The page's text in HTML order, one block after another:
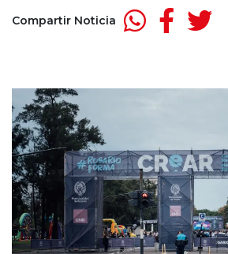
Compartir Noticia